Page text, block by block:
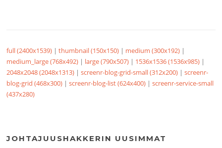
full (2400x1539) |thumbnail (150x150) | medium (300x192) |
medium_large (768x492) | large (790x507) | 1536x1536 (1536x985) |
2048x2048 (2048x1313) |screenr-blog-grid-small (312x200) |screenr-
blog-grid (468x300) |screenr-blog-list (624x400) |screenr-service-small
(437x280)
JOHTAJUUSHAKKERIN UUSIMMAT